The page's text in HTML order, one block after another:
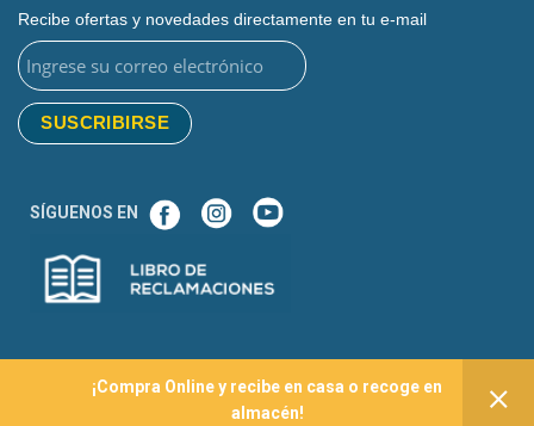
Recibe ofertas y novedades directamente en tu e-mail
SÍGUENOS EN
2020 Ebaby Perú | Todos los derechos reservados
¡Compra Online y recibe en casa o recoge en
almacén!